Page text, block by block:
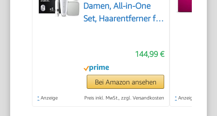
Damen, All-in-One
Set, Haarentferner für
Wasserdicht — Inkl.
Facespa
Gesichtshaarentferner
144,99 €
Bei Amazon ansehen
* Anzeige Preis inkl. MwSt., zzgl. Versandkosten * Anzeige